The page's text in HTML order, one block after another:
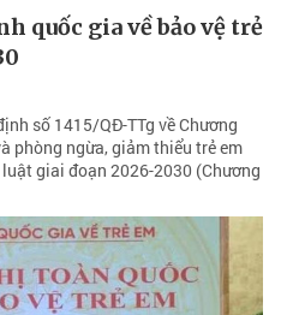
quốc gia về bảo vệ trẻ
số 1415/QĐ-TTg về Chương
phòng ngừa, giảm thiểu trẻ em
giai đoạn 2026-2030 (Chương